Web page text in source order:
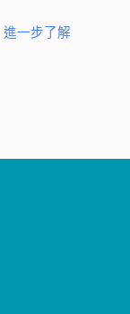
進一步了解